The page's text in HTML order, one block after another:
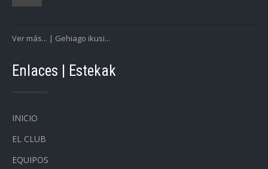
Ver más... | Gehiago ikusi...
Enlaces | Estekak
INICIO
EL CLUB
EQUIPOS